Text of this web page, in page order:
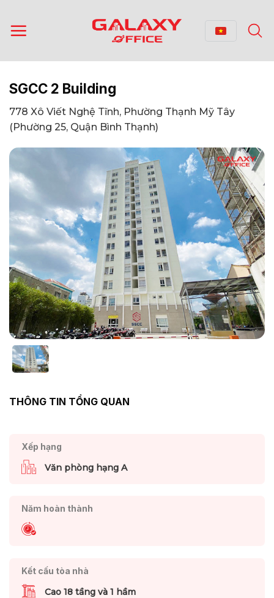
qua
nội
SGCC 2 Building
778 Xô Viết Nghệ Tĩnh, Phường Thạnh Mỹ Tây
(Phường 25, Quận Bình Thạnh)
THÔNG TIN TỔNG QUAN
Xếp hạng
Văn phòng hạng A
Năm hoàn thành
Kết cấu tòa nhà
Cao 18 tầng và 1 hầm